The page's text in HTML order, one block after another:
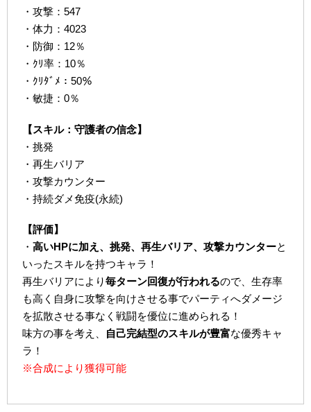
・攻撃：547
・体力：4023
・防御：12％
・ｸﾘ率：10％
・ｸﾘﾀﾞﾒ：50％
・敏捷：0％
【スキル：守護者の信念】
・挑発
・再生バリア
・攻撃カウンター
・持続ダメ免疫(永続)
【評価】
・高いHPに加え、挑発、再生バリア、攻撃カウンターと
いったスキルを持つキャラ！
再生バリアにより毎ターン回復が行われるので、生存率
も高く自身に攻撃を向けさせる事でパーティへダメージ
を拡散させる事なく戦闘を優位に進められる！
味方の事を考え、 自己完結型のスキルが豊富な優秀キャ
ラ！
※合成により獲得可能